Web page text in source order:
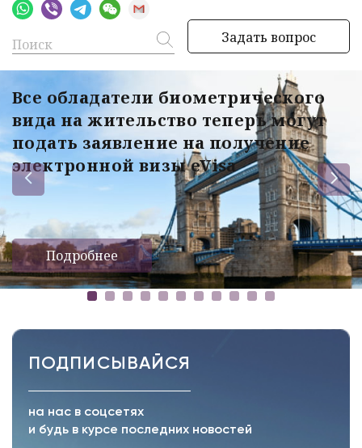
Задать вопрос
Все обладатели биометрического
вида на жительство теперь могут
подать заявление на получение
электронной визы eVisa
Подробнее
ПОДПИСЫВАЙСЯ
на нас в соцсетях
и будь в курсе последних новостей